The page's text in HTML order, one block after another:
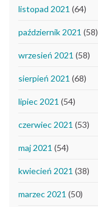
listopad 2021 (64)
październik 2021 (58)
wrzesień 2021 (58)
sierpień 2021 (68)
lipiec 2021 (54)
czerwiec 2021 (53)
maj 2021 (54)
kwiecień 2021 (38)
marzec 2021 (50)